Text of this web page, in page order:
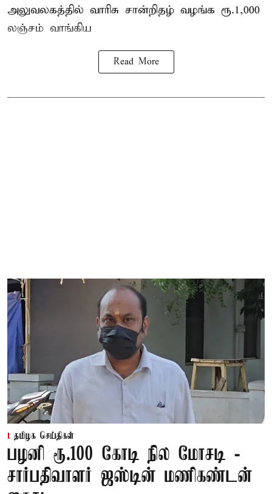
அலுவலகத்தில் வாரிசு சான்றிதழ் வழங்க ரூ.1,000
லஞ்சம் வாங்கிய
Read More
தமிழக செய்திகள்
பழனி ரூ.100 கோடி நில மோசடி -
சார்பதிவாளர் ஜஸ்டின் மணிகண்டன்